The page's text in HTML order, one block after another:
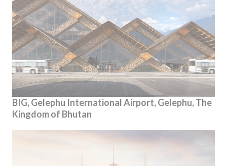
BIG, Gelephu International Airport, Gelephu, The
Kingdom of Bhutan